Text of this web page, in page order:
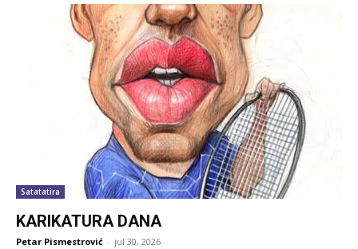
Satatatira
KARIKATURA DANA
Petar Pismestrović - jul 30, 2026